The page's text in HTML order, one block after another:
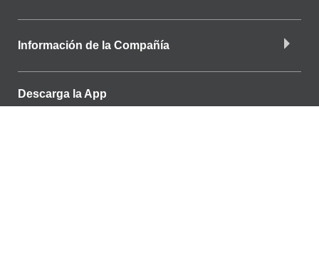
Información de la Compañía
Descarga la App